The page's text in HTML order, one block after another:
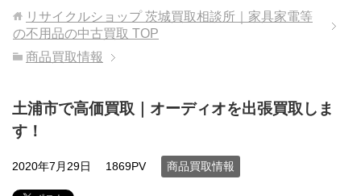
リサイクルショップ 茨城買取相談所｜家具家電等
の不用品の中古買取 TOP
商品買取情報
土浦市で高価買取｜オーディオを出張買取しま
す！
2020年7月29日 1869PV 商品買取情報